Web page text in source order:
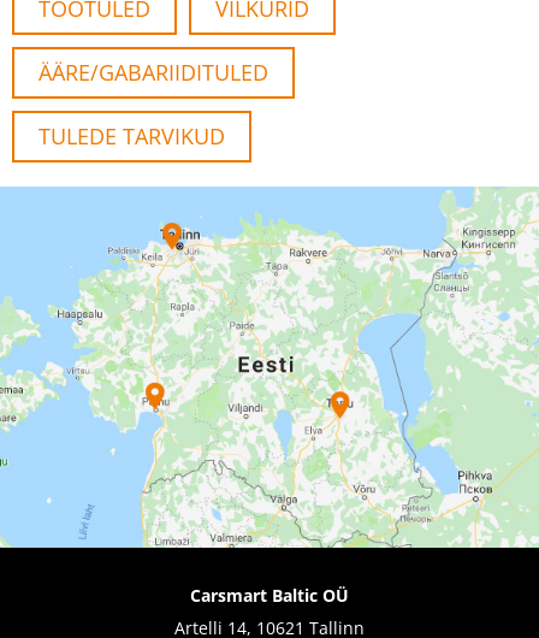
TÖÖTULED VILKURID
ÄÄRE/GABARIIDITULED
TULEDE TARVIKUD
Carsmart Baltic OÜ
Artelli 14, 10621 Tallinn